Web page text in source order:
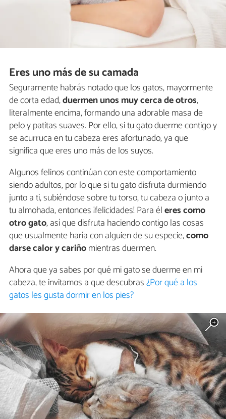
Eres uno más de su camada
Seguramente habrás notado que los gatos, mayormente
de corta edad,duermenunos muy cerca de otros,
literalmente encima, formando una adorable masa de
pelo y patitas suaves. Por ello, si tu gato duerme contigo y
se acurruca en tu cabeza eres afortunado, ya que
significa que eres uno más de los suyos.
Algunos felinos continúan con este comportamiento
siendo adultos, por lo que si tu gato disfruta durmiendo
junto a ti, subiéndose sobre tu torso, tu cabeza o junto a
tu almohada, entonces ¡felicidades! Para éleres como
otro gato, así que disfruta haciendo contigo las cosas
que usualmente haría con alguien de su especie,como
darse calor y cariñomientras duermen.
Ahora que ya sabes por qué mi gato se duerme en mi
cabeza, te invitamos a que descubras¿Por qué a los
gatos les gusta dormir en los pies?